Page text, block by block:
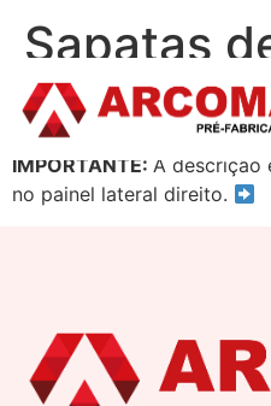
Sapatas
Fundação
IMPORTANTE: A descrição
no painel lateral direito.